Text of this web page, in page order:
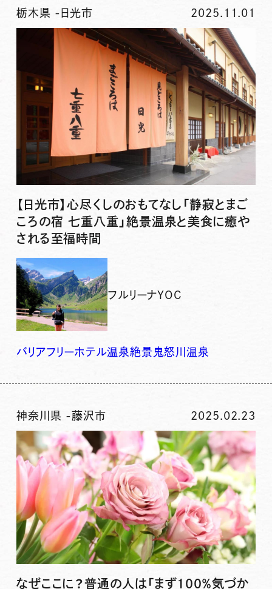
栃木県 - 日光市 2025.11.01
【日光市】心尽くしのおもてなし「静寂とまご
ころの宿 七重八重」絶景温泉と美食に癒や
される至福時間
フルリーナYOC
バリアフリーホテル温泉絶景 鬼怒川温泉
神奈川県 -藤沢市 2025.02.23
なぜここに？普通の人は「まず100％気づか